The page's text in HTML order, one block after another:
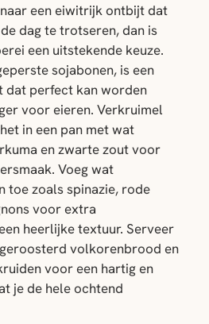
een eiwitrijk ontbijt dat
dag te trotseren, dan is
een uitstekende keuze.
sojabonen, is een
dat perfect kan worden
voor eieren. Verkruimel
in een pan met wat
en zwarte zout voor
Voeg wat
toe zoals spinazie, rode
voor extra
heerlijke textuur. Serveer
volkorenbrood en
voor een hartig en
je de hele ochtend